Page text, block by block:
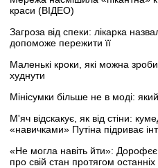
краси (ВІДЕО)
Загроза від спеки: лікарка
допоможе пережити її
Маленькі кроки, які можна
худнути
Мінісумки більше не в моді:
М'яч відскакує, як від стіни:
«навичками» Путіна підриває
«Не могла навіть йти»:
про свій стан протягом останніх